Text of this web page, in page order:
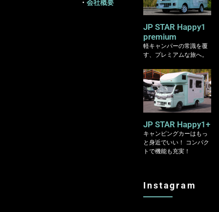
・ 会社概要
JP STAR Happy1
premium
軽キャンパーの常識を覆
す、プレミアムな旅へ。
JP STAR Happy1+
キャンピングカーはもっ
と身近でいい！ コンパク
トで機能も充実！
Instagram